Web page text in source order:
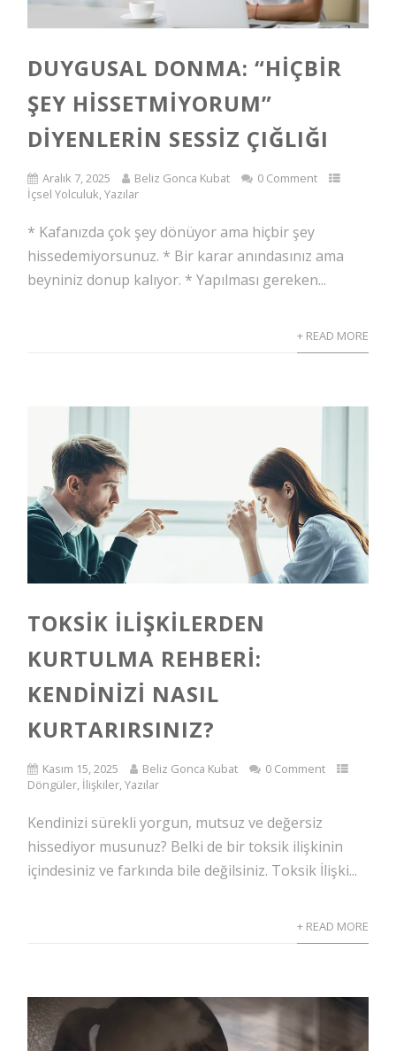
DUYGUSAL DONMA: “HIÇBIR
ŞEY HISSETMIYORUM”
DIYENLERIN SESSIZ ÇIĞLIĞI
Aralık 7, 2025 Beliz Gonca Kubat
0 Comment
İçsel Yolculuk,Yazılar
* Kafanızda çok şey dönüyor ama hiçbir şey
hissedemiyorsunuz. * Bir karar anındasınız ama
beyniniz donup kalıyor. * Yapılması gereken...
+ READ MORE
TOKSIK İLIŞKILERDEN
KURTULMA REHBERI:
KENDINIZI NASIL
KURTARIRSINIZ?
Kasım 15, 2025 Beliz Gonca Kubat
0 Comment
Döngüler, İlişkiler,Yazılar
Kendinizi sürekli yorgun, mutsuz ve değersiz
hissediyor musunuz? Belki de bir toksik ilişkinin
içindesiniz ve farkında bile değilsiniz. Toksik İlişki...
+ READ MORE